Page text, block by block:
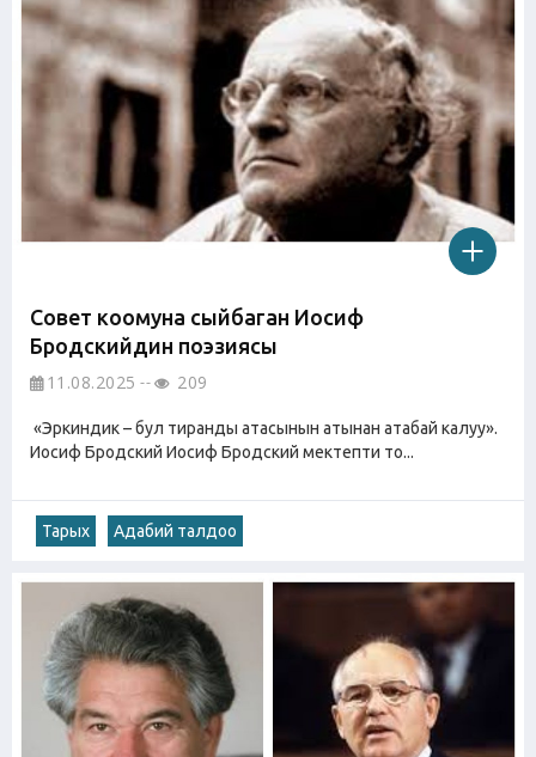
Совет коомуна сыйбаган Иосиф
Бродскийдин поэзиясы
11.08.2025 209
«Эркиндик – бул тиранды атасынын атынан атабай калуу».
Иосиф Бродский Иосиф Бродский мектепти то...
Тарых Адабий талдоо